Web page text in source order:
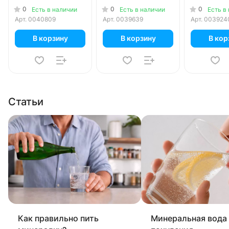
пэт, 6 шт. в уп.
0
Есть в наличии
Арт. 0040809
В корзину
0
Есть в наличии
Арт. 0039639
В корзину
пэт, 6 шт.
0
Есть в
Арт.
В
Статьи
Как правильно пить
Минеральная вода